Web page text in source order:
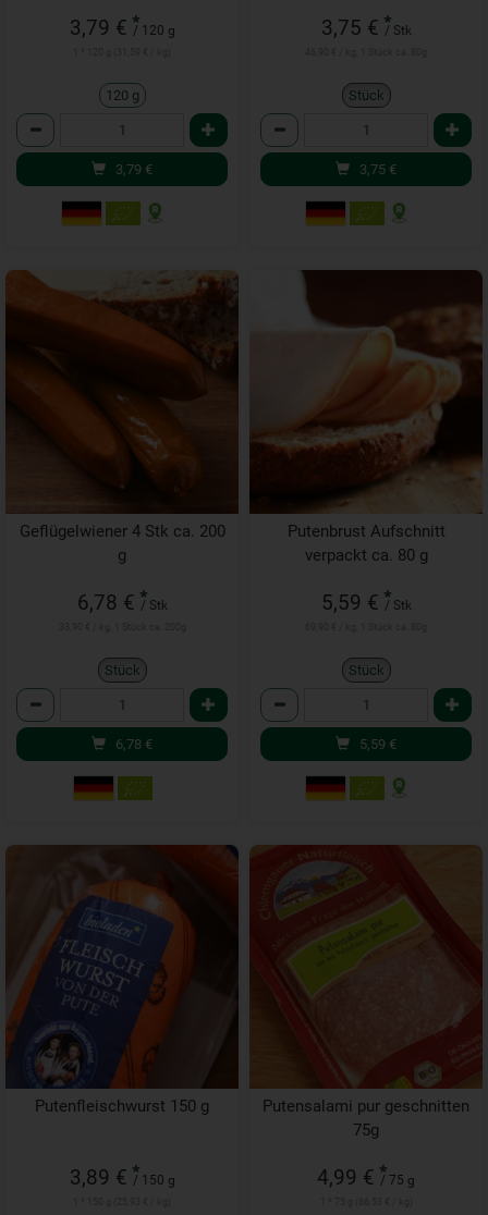
3,79 € *
/ 120 g
120 g
Anzahl
3,79 €
3,75 € *
/ Stk
Stück
Anzahl
3,75 €
Geflügelwiener 4 Stk ca. 200
g
6,78 € *
/ Stk
Stück
Anzahl
6,78 €
Putenbrust Aufschnitt
verpackt ca. 80 g
5,59 € *
/ Stk
Stück
Anzahl
5,59 €
Putenfleischwurst 150 g
3,89 € *
/ 150 g
Putensalami pur geschnitten
75g
4,99 € *
/ 75 g